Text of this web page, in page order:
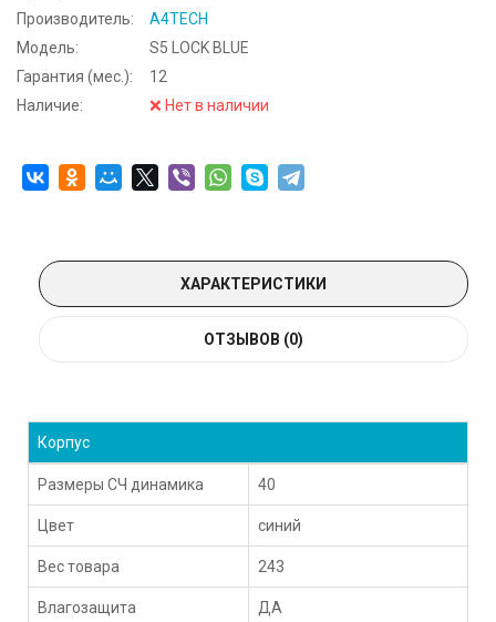
Производитель:
A4TECH
Модель:
S5 LOCK BLUE
Гарантия (мес.):
12
Наличие:
❌ Нет в наличии
ХАРАКТЕРИСТИКИ
ОТЗЫВОВ (0)
Корпус
Размеры СЧ динамика 40
Цвет синий
Вес товара 243
Влагозащита ДА